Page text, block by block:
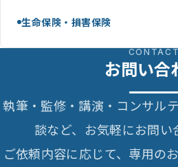
生命保険・損害保険
CONTACT
お問い合
執筆・監修・講演・コンサル
談など、お気軽にお問い
ご依頼内容に応じて、専用の